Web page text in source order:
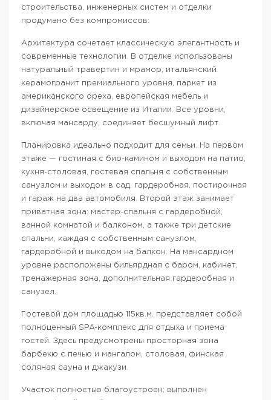
строительства, инженерных систем и отделки
продумано без компромиссов.
Архитектура сочетает классическую элегантность и
современные технологии. В отделке использованы
натуральный травертин и мрамор, итальянский
керамогранит премиального уровня, паркет из
американского ореха, европейская мебель и
дизайнерское освещение из Италии. Все уровни,
включая мансарду, соединяет бесшумный лифт.
Планировка идеально подходит для семьи. На первом
этаже — гостиная с био-камином и выходом на патио,
кухня-столовая, гостевая спальня с собственным
санузлом и выходом в сад, гардеробная, постирочная
и гараж на два автомобиля. Второй этаж занимает
приватная зона: мастер-спальня с гардеробной,
ванной комнатой и балконом, а также три детские
спальни, каждая с собственным санузлом,
гардеробной и выходом на балкон. На мансардном
уровне расположены бильярдная с баром, кабинет,
тренажерная зона, дополнительная гардеробная и
санузел.
Гостевой дом площадью 115кв.м. представляет собой
полноценный SPA-комплекс для отдыха и приема
гостей. Здесь предусмотрены просторная зона
барбекю с печью и мангалом, столовая, финская
соляная сауна и джакузи.
Участок полностью благоустроен: выполнен